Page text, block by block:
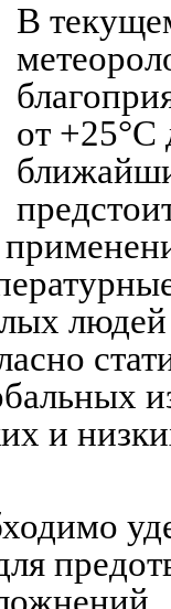
В
от
и